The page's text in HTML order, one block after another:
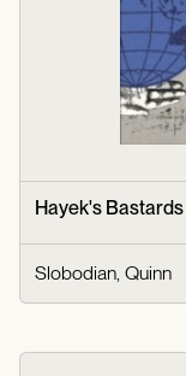
Hayek's Bastards
Slobodian, Quinn